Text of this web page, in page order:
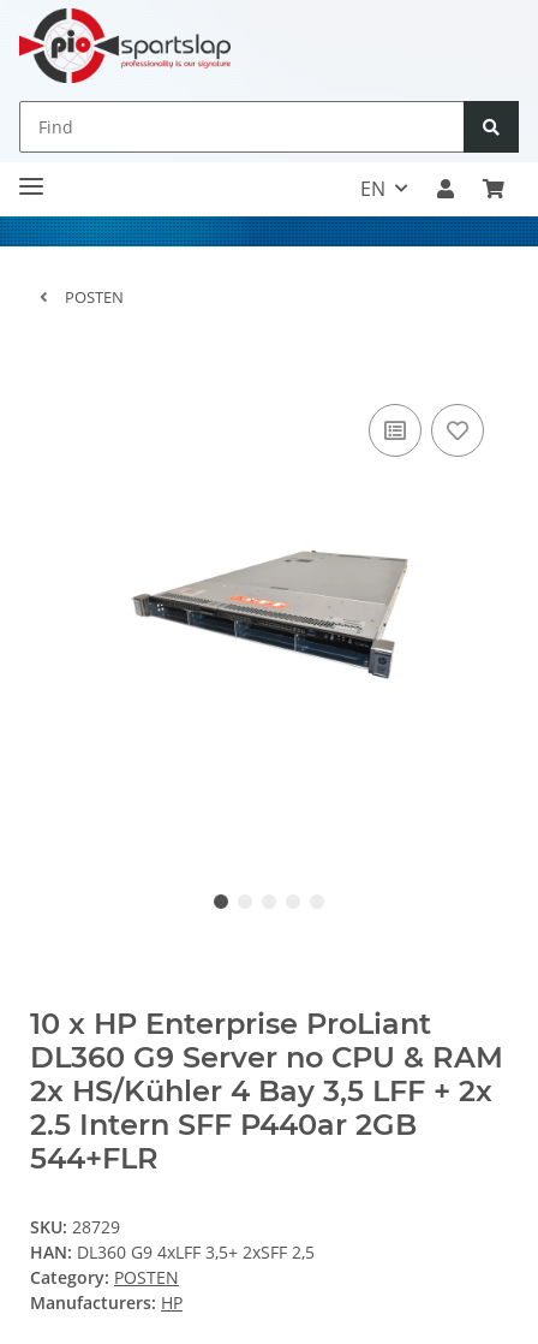
EN
POSTEN
10 x HP Enterprise ProLiant
DL360 G9 Server no CPU & RAM
2x HS/Kühler 4 Bay 3,5 LFF + 2x
2.5 Intern SFF P440ar 2GB
544+FLR
SKU: 28729
HAN: DL360 G9 4xLFF 3,5+ 2xSFF 2,5
Category: POSTEN
Manufacturers: HP